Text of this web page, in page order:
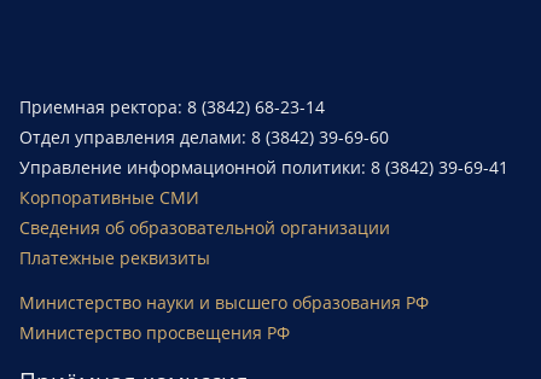
Приемная ректора: 8 (3842) 68-23-14
Отдел управления делами: 8 (3842) 39-69-60
Управление информационной политики: 8 (3842) 39-69-41
Корпоративные СМИ
Сведения об образовательной организации
Платежные реквизиты
Министерство науки и высшего образования РФ
Министерство просвещения РФ